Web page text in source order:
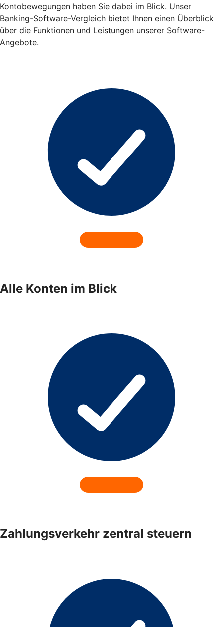
Kontobewegungen haben Sie dabei im Blick. Unser
Banking-Software-Vergleich bietet Ihnen einen Überblick
über die Funktionen und Leistungen unserer Software-
Angebote.
Alle Konten im Blick
Zahlungsverkehr zentral steuern